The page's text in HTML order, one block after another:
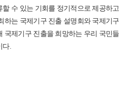
수 있는 기회를 정기적으로 제공하고
하는 국제기구 진출 설명회와 국제기구
국제기구 진출을 희망하는 우리 국민들
다.